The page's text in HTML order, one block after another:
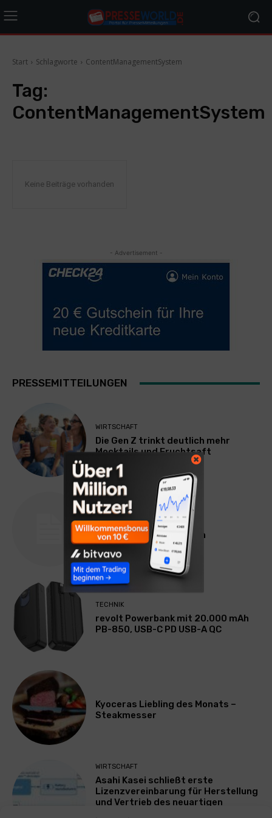
Start Schlagworte ContentManagementSystem
Tag:
ContentManagementSystem
Keine Beiträge vorhanden
- Advertisement -
PRESSEMITTEILUNGEN
WIRTSCHAFT
Die Gen Z trinkt deutlich mehr
Mocktails und Fruchtsaft
WIRTSCHAFT
norisbank führt Wero ein
TECHNIK
revolt Powerbank mit 20.000 mAh
PB-850, USB-C PD USB-A QC
Kyoceras Liebling des Monats –
Steakmesser
WIRTSCHAFT
Asahi Kasei schließt erste
Lizenzvereinbarung für Herstellung
und Vertrieb des neuartigen